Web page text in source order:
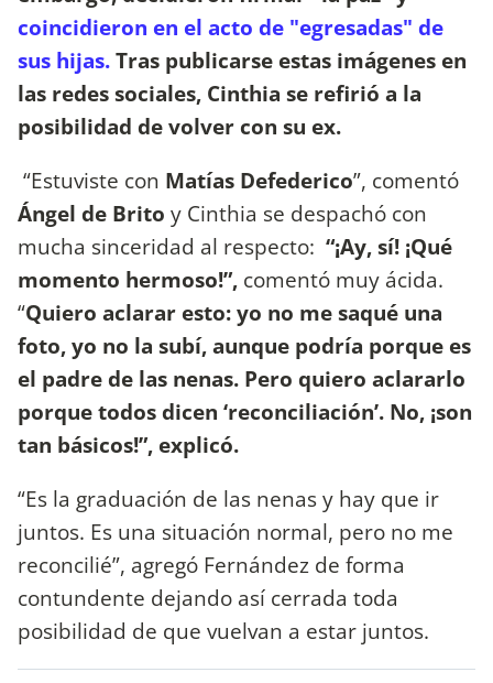
coincidieron en el acto de "egresadas" de
sus hijas.Tras publicarse estas imágenes en
las redes sociales, Cinthia se refirió a la
posibilidad de volver con su ex.
“Estuviste con Matías Defederico”, comentó
Ángel de Brito y Cinthia se despachó con
mucha sinceridad al respecto: “¡Ay, sí! ¡Qué
momento hermoso!”, comentó muy ácida.
“Quiero aclarar esto: yo no me saqué una
foto, yo no la subí, aunque podría porque es
el padre de las nenas. Pero quiero aclararlo
porque todos dicen ‘reconciliación’. No, ¡son
tan básicos!”, explicó.
“Es la graduación de las nenas y hay que ir
juntos. Es una situación normal, pero no me
reconcilié”, agregó Fernández de forma
contundente dejando así cerrada toda
posibilidad de que vuelvan a estar juntos.